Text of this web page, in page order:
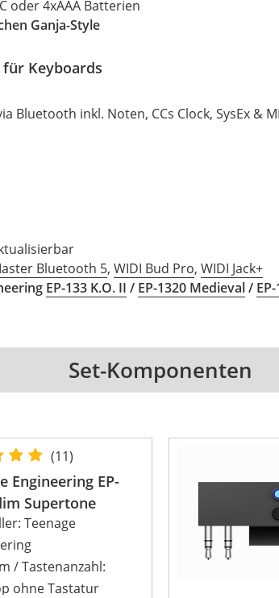
oder 4xAAA Batterien
Ganja-Style
für Keyboards
Bluetooth inkl. Noten, CCs Clock, SysEx &
Bluetooth 5,WIDI Bud Pro,WIDI Jack+
EP-133 K.O. II / EP-1320 Medieval/
Set-Komponenten
(11)
Engineering EP-
Supertone
Teenage
/ Tastenanzahl:
ohne Tastatur